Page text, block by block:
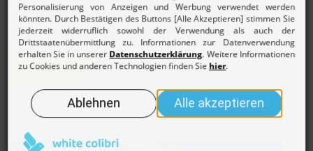
besteuert werden, welche Freibeträge Sie nutzen
können und welche Besonderheiten bei der […]
Weiterlesen